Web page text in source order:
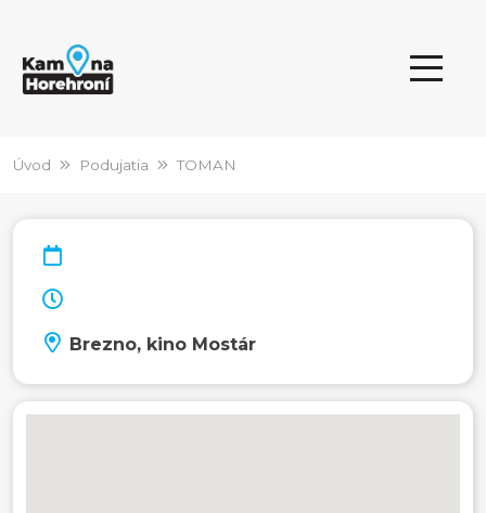
Úvod Podujatia TOMAN
Brezno, kino Mostár